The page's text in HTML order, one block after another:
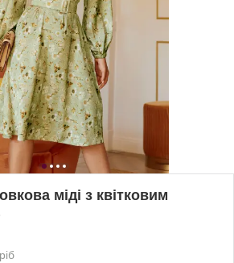
міді з квітковим